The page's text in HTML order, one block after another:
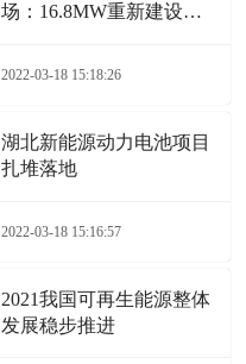
场：16.8MW重新建设
2022-03-18 15:18:26
湖北新能源动力电池项目
扎堆落地
2022-03-18 15:16:57
2021我国可再生能源整体
发展稳步推进